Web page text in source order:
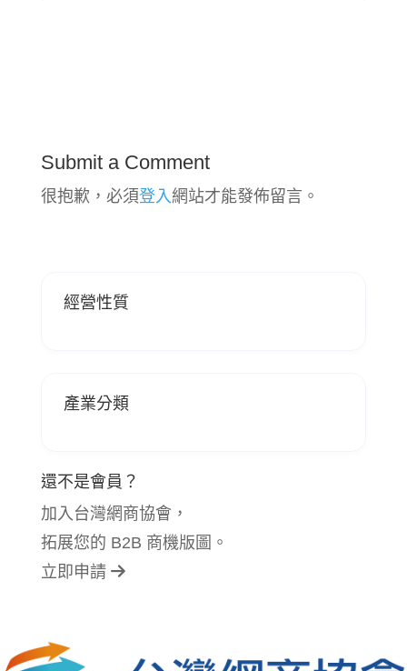
Submit a Comment
很抱歉，必須登入 網站才能發佈留言。
經營性質
產業分類
還不是會員？
加入台灣網商協會，
拓展您的 B2B 商機版圖。
立即申請